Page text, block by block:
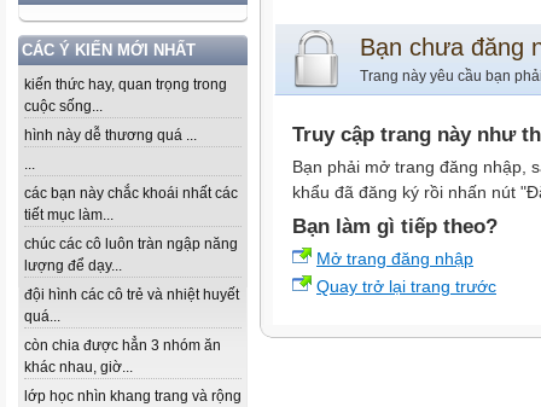
CÁC Ý KIẾN MỚI NHẤT
kiến thức hay, quan trọng trong
cuộc sống...
hình này dễ thương quá ...
...
các bạn này chắc khoái nhất các
tiết mục làm...
chúc các cô luôn tràn ngập năng
lượng để dạy...
đội hình các cô trẻ và nhiệt huyết
quá...
còn chia được hẳn 3 nhóm ăn
khác nhau, giờ...
lớp học nhìn khang trang và rộng
Bạn chưa đăng
Trang này yêu cầu bạn
Truy cập trang này như
Bạn phải mở trang đăng nhập,
khẩu đã đăng ký rồi nhấn nút
Bạn làm gì tiếp theo?
Mở trang đăng nhập
Quay trở lại trang trước